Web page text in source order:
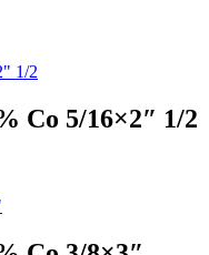
Co 5/16×2″ 1/2